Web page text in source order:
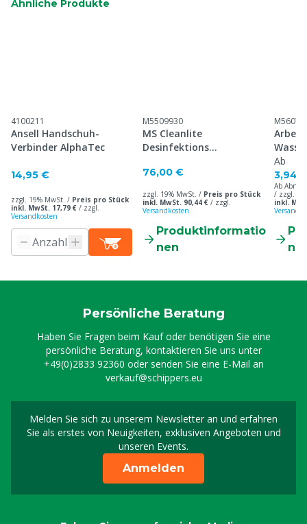
Ähnliche Produkte
4100211
Ansell Handschuh-
Verbinder AlphaTec
14,95 €
zzgl. 19% MwSt. / Preis pro Stück
inkl. MwSt. 17,79 € / zzgl.
Versandkosten
M5509930
MS Cleanlite
Desinfektions
76,00 €
zzgl. 19% MwSt. / Preis pro Stück
inkl. MwSt. 90,44 € / zzgl.
Versandkosten
Produktinformatio
nen
Ab
3,94
Ab
/ zzgl.
inkl.
Persönliche Beratung
Haben Sie Fragen beim Kauf oder benötigen Sie eine
persönliche Beratung, kontaktieren Sie uns unter
+49(0)2833 92360 oder senden Sie eine E-Mail an
verkauf@schippers.eu
Melden Sie sich zu unserem Newsletter an und erfahren
Sie als erstes von Neuigkeiten, exklusiven Angeboten und
unseren Events.
Melden Sie sich für
Anmelden